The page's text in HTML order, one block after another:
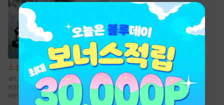
소설 환생 수선전 [단행본]
1.6만
#먼치킨 신무협 선협물 #
성장물
# 환생물
인기 키워드
#
능글공
#사랑꾼공
#일상물 #집착공
#다정수 #강공
#순진수 #첫사랑
연하공
#달달물 #미인수
#오해/착각 # 3인칭시점